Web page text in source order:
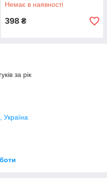
Немає в наявності
398 ₴
за рік
Україна